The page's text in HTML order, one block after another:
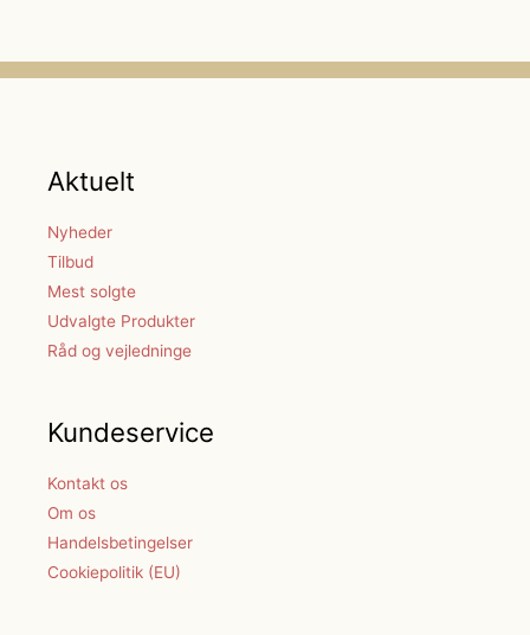
Aktuelt
Nyheder
Tilbud
Mest solgte
Udvalgte Produkter
Råd og vejledninge
Kundeservice
Kontakt os
Om os
Handelsbetingelser
Cookiepolitik (EU)